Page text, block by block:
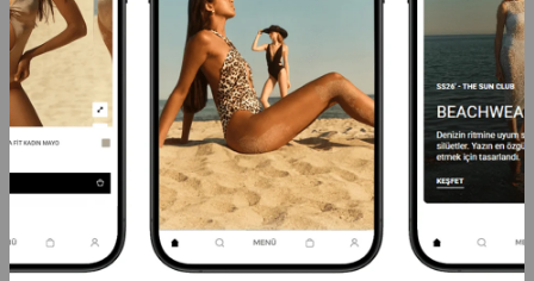
PREMIUM BOYUNDAN BAĞLAMALI İSİS
FIT KADIN BIKINI ÜSTÜ İNDIGO
PREMIUM TEK OMUZ JUNO SLIM FIT
KADIN BIKINI ÜSTÜ SU YEŞILI